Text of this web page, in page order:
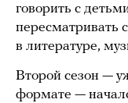
говорить с
пересматривать
в литературе,
Второй сезон —
формате —